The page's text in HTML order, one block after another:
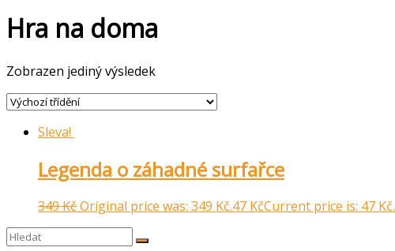
Hra na doma
Zobrazen jediný výsledek
Sleva!
Legenda o záhadné surfařce
349KčOriginal price was: 349 Kč.47 KčCurrent price is: 47 Kč.